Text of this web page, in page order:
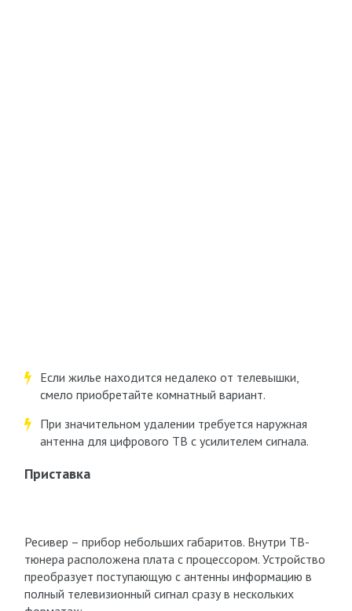
Если жилье находится недалеко от телевышки,
смело приобретайте комнатный вариант.
При значительном удалении требуется наружная
антенна для цифрового ТВ с усилителем сигнала.
Приставка
Ресивер – прибор небольших габаритов. Внутри ТВ-
тюнера расположена плата с процессором. Устройство
преобразует поступающую с антенны информацию в
полный телевизионный сигнал сразу в нескольких